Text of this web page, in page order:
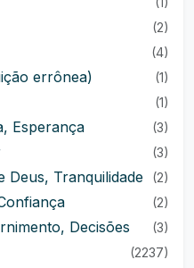
(2)
(4)
errônea) (1)
(1)
Esperança (3)
(3)
Deus, Tranquilidade (2)
(2)
Decisões (3)
(2237)